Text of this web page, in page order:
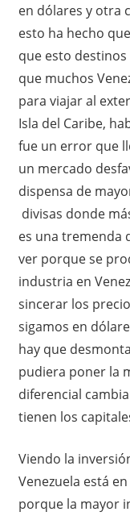
en dólares y otra
esto ha hecho
que esto
que muchos
para viajar al
Isla del Caribe,
fue un error que
un mercado
dispensa de
divisas donde
es una tremenda
ver porque se
industria en
sincerar los
sigamos en
hay que
pudiera poner la
diferencial
tienen los
Viendo la
Venezuela está
porque la mayor